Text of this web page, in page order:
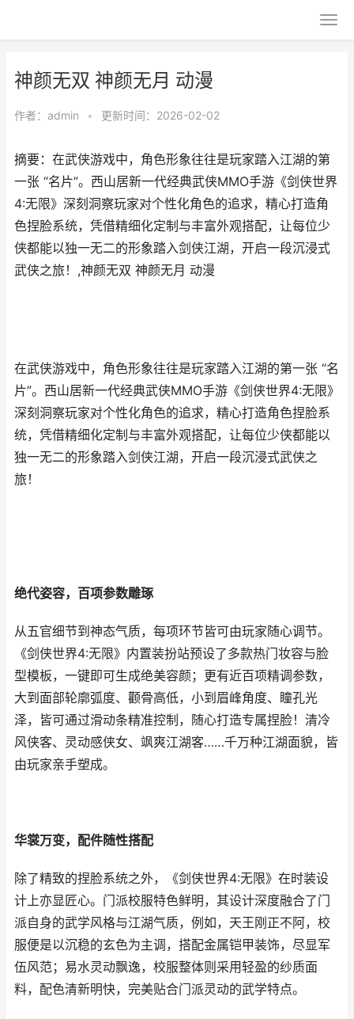
神颜无双 神颜无月 动漫
作者： admin • 更新时间：2026-02-02
摘要：​在武侠游戏中，角色形象往往是玩家踏入江湖的第
一张 “名片”。西山居新一代经典武侠MMO手游《剑侠世界
4:无限》深刻洞察玩家对个性化角色的追求，精心打造角
色捏脸系统，凭借精细化定制与丰富外观搭配，让每位少
侠都能以独一无二的形象踏入剑侠江湖，开启一段沉浸式
武侠之旅！,神颜无双 神颜无月 动漫
在武侠游戏中，角色形象往往是玩家踏入江湖的第一张 “名
片”。西山居新一代经典武侠MMO手游《剑侠世界4:无限》
深刻洞察玩家对个性化角色的追求，精心打造角色捏脸系
统，凭借精细化定制与丰富外观搭配，让每位少侠都能以
独一无二的形象踏入剑侠江湖，开启一段沉浸式武侠之
旅！
绝代姿容，百项参数雕琢
从五官细节到神态气质，每项环节皆可由玩家随心调节。
《剑侠世界4:无限》内置装扮站预设了多款热门妆容与脸
型模板，一键即可生成绝美容颜；更有近百项精调参数，
大到面部轮廓弧度、颧骨高低，小到眉峰角度、瞳孔光
泽，皆可通过滑动条精准控制，随心打造专属捏脸！清冷
风侠客、灵动感侠女、飒爽江湖客……千万种江湖面貌，皆
由玩家亲手塑成。
华裳万变，配件随性搭配
除了精致的捏脸系统之外，《剑侠世界4:无限》在时装设
计上亦显匠心。门派校服特色鲜明，其设计深度融合了门
派自身的武学风格与江湖气质，例如，天王刚正不阿，校
服便是以沉稳的玄色为主调，搭配金属铠甲装饰，尽显军
伍风范；易水灵动飘逸，校服整体则采用轻盈的纱质面
料，配色清新明快，完美贴合门派灵动的武学特点。